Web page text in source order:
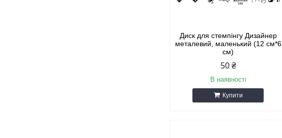
Диск для стемпінгу Дизайнер
металевий, маленький (12 см*6
см)
50 ₴
В наявності
Купити